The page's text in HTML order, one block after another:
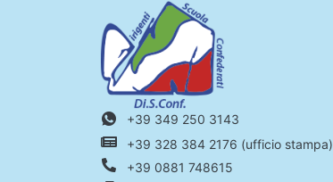
+39 349 250 3143
+39 328 384 2176 (ufficio stampa)
+39 0881 748615